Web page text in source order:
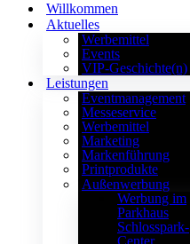
Willkommen
Aktuelles
Werbemittel
Events
VIP-Geschichte(n)
Leistungen
Eventmanagement
Messeservice
Werbemittel
Marketing
Markenführung
Printprodukte
Außenwerbung
Werbung im
Parkhaus
Schlosspark-
Center